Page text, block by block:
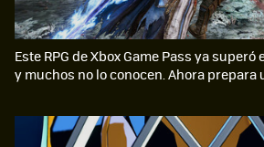
Este RPG de Xbox Game Pass ya
y muchos no lo conocen. Ahora prepara